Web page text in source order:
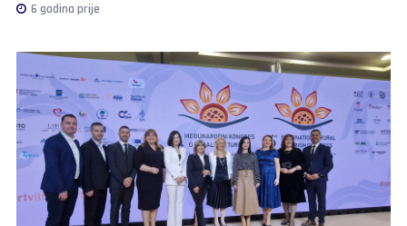
6 godina prije